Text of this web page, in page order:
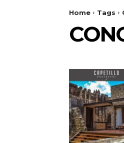
Home Tags